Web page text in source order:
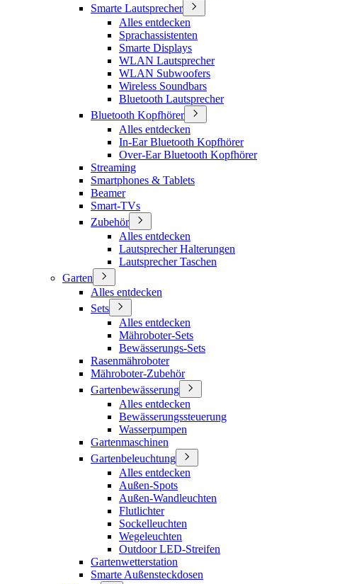
Smarte Lautsprecher
Alles entdecken
Sprachassistenten
Smarte Displays
WLAN Lautsprecher
WLAN Subwoofers
Wireless Soundbars
Bluetooth Lautsprecher
Bluetooth Kopfhörer
Alles entdecken
In-Ear Bluetooth Kopfhörer
Over-Ear Bluetooth Kopfhörer
Streaming
Smartphones & Tablets
Beamer
Smart-TVs
Zubehör
Alles entdecken
Lautsprecher Halterungen
Lautsprecher Taschen
Garten
Alles entdecken
Sets
Alles entdecken
Mähroboter-Sets
Bewässerungs-Sets
Rasenmähroboter
Mähroboter-Zubehör
Gartenbewässerung
Alles entdecken
Bewässerungssteuerung
Wasserpumpen
Gartenmaschinen
Gartenbeleuchtung
Alles entdecken
Außen-Spots
Außen-Wandleuchten
Flutlichter
Sockelleuchten
Wegeleuchten
Outdoor LED-Streifen
Gartenwetterstation
Smarte Außensteckdosen